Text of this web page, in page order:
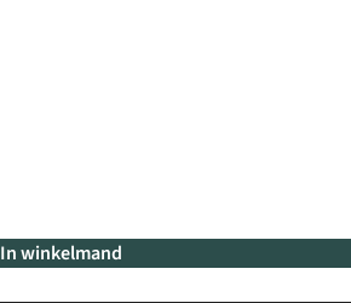
In winkelmand